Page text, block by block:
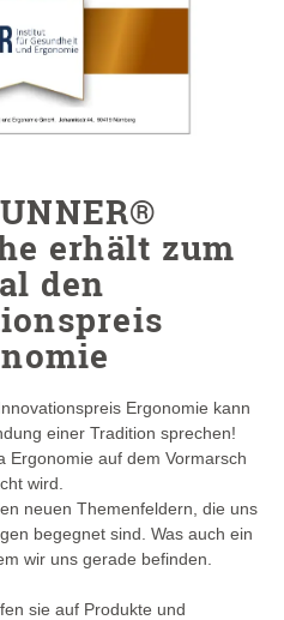
erhält zum
den
Ergonomie kann
einer Tradition sprechen!
Ergonomie auf dem Vormarsch
wird.
neuen Themenfeldern, die uns
begegnet sind. Was auch ein
wir uns gerade befinden.
sie auf Produkte und